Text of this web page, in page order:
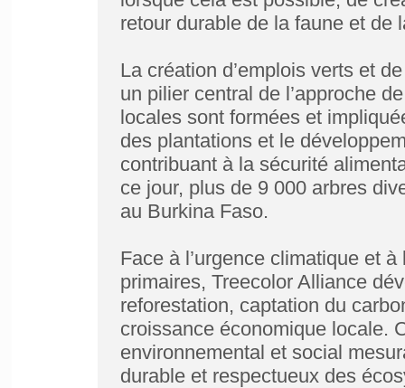
retour durable de la faune et de
La création d’emplois verts et
un pilier central de l’approche
locales sont formées et
des plantations et le
contribuant à la sécurité
ce jour, plus de 9 000 arbres
au Burkina Faso.
Face à l’urgence climatique et
primaires, Treecolor Alliance
reforestation, captation du
croissance économique locale.
environnemental et social
durable et respectueux des